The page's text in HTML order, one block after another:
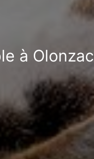
à Olonzac